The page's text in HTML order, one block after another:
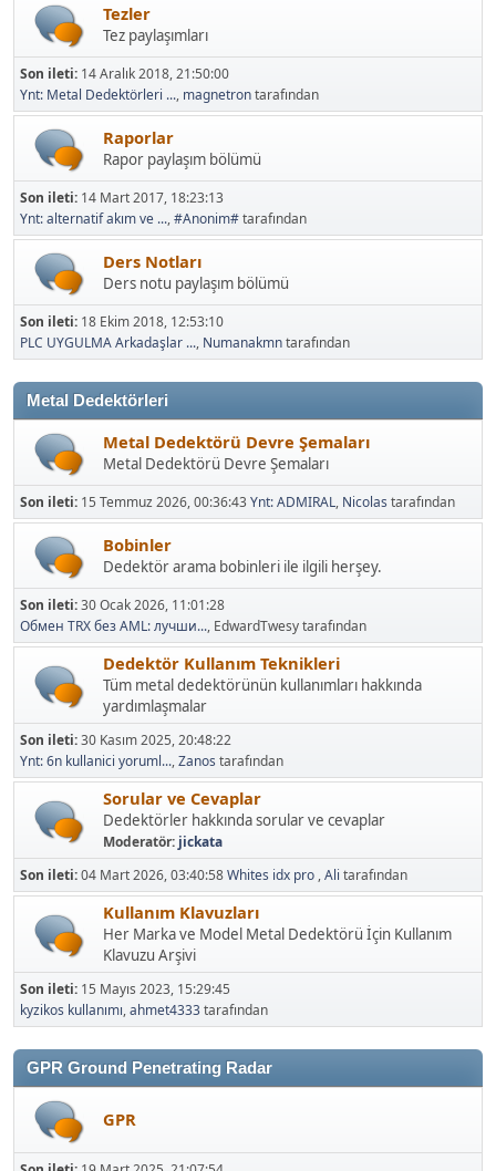
Tezler
Tez paylaşımları
Son ileti: 14 Aralık 2018, 21:50:00
Ynt: Metal Dedektörleri ..., magnetrontarafından
Raporlar
Rapor paylaşım bölümü
Son ileti: 14 Mart 2017, 18:23:13
Ynt: alternatif akım ve ...,#Anonim#tarafından
Ders Notları
Ders notu paylaşım bölümü
Son ileti: 18 Ekim 2018, 12:53:10
PLC UYGULMA Arkadaşlar ..., Numanakmntarafından
Metal Dedektörleri
Metal Dedektörü Devre Şemaları
Metal Dedektörü Devre Şemaları
Son ileti: 15 Temmuz 2026, 00:36:43Ynt: ADMIRAL, Nicolas tarafından
Bobinler
Dedektör arama bobinleri ile ilgili herşey.
Son ileti:30 Ocak 2026, 11:01:28
Обмен TRX без AML: лучши..., EdwardTwesy tarafından
Dedektör Kullanım Teknikleri
Tüm metal dedektörünün kullanımları hakkında
yardımlaşmalar
Son ileti:30 Kasım 2025, 20:48:22
Ynt: 6n kullanici yoruml...,Zanos tarafından
Sorular ve Cevaplar
Dedektörler hakkında sorular ve cevaplar
Moderatör: jickata
Son ileti:04 Mart 2026, 03:40:58Whites idx pro ,Ali tarafından
Kullanım Klavuzları
Her Marka ve Model Metal Dedektörü İçin Kullanım
Klavuzu Arşivi
Son ileti: 15 Mayıs 2023, 15:29:45
kyzikos kullanımı,ahmet4333tarafından
GPR Ground Penetrating Radar
GPR